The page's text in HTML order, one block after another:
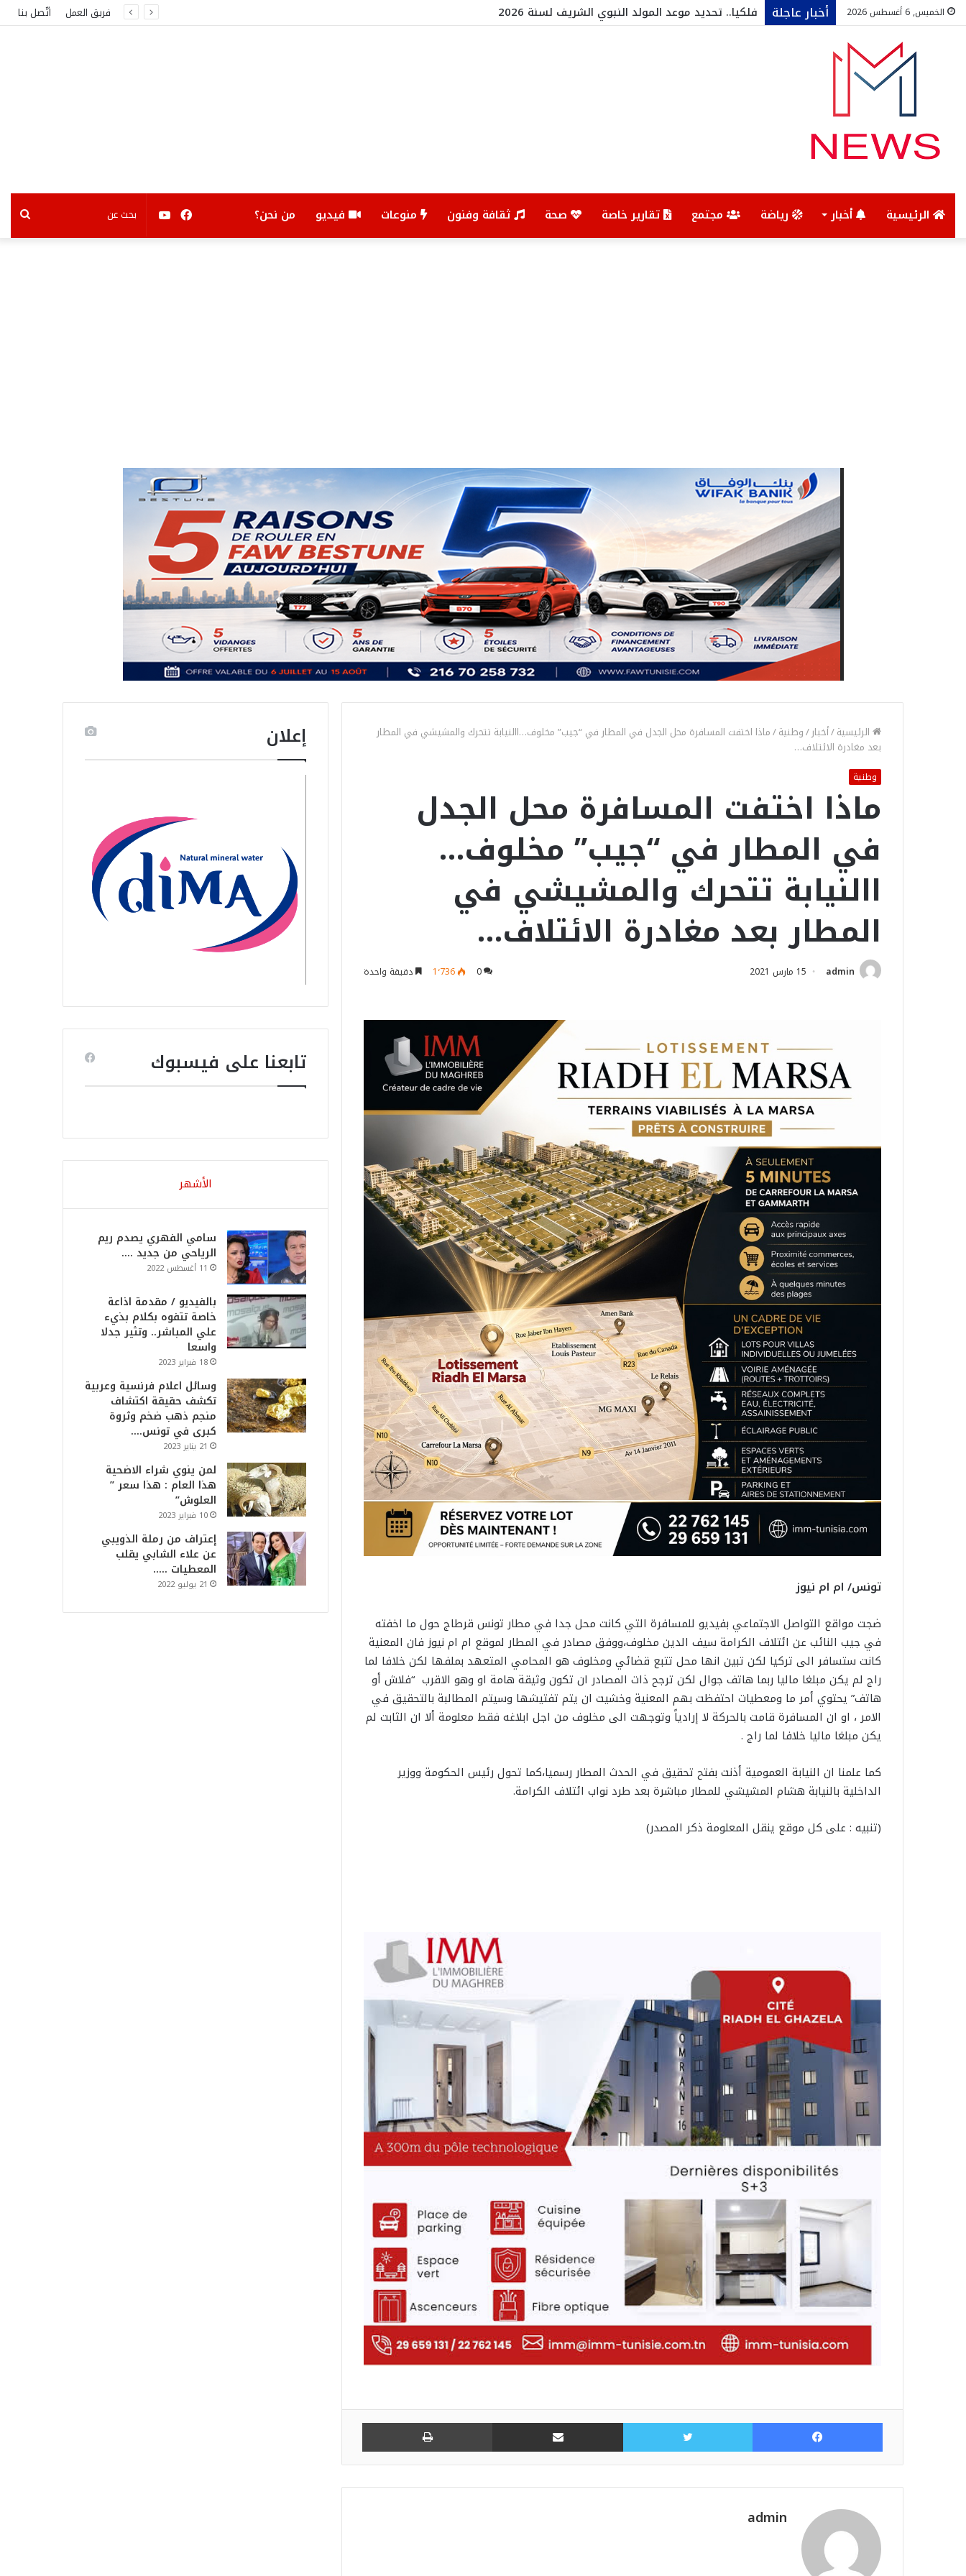
الخميس, 6 أغسطس 2026 أخبار عاجلة فلكيا.. تحديد موعد المولد النبوي الشريف لسنة 2026 فريق العمل اتّصل بنا
الرئيسية أخبار رياضة مجتمع تقارير خاصة صحة ثقافة وفنون منوعات فيديو من نحن؟ بحث يوتيوبفيسبوك
الرئيسية/أخبار/وطنية/ماذا اختفت المسافرة محل الجدل في المطار في “جيب” مخلوف…االنيابة تتحرك والمشيشي في المطار
بعد مغادرة الائتلاف…
وطنية
ماذا اختفت المسافرة محل الجدل
في المطار في “جيب” مخلوف…
االنيابة تتحرك والمشيشي في
المطار بعد مغادرة الائتلاف…
admin 15 مارس 2021 0 1٬736 دقيقة واحدة
تونس/ ام ام نيوز
ضجت مواقع التواصل الاجتماعي بفيديو للمسافرة التي كانت محل جدا في مطار تونس قرطاج حول ما اخفته
في جيب النائب عن ائتلاف الكرامة سيف الدين مخلوف،ووفق مصادر في المطار لموقع ام ام نيوز فان المعنية
كانت ستسافر الى تركيا لكن تبين انها محل تتبع قضائي ومخلوف هو المحامي المتعهد بملفها لكن خلافا لما
راج لم يكن مبلغا ماليا ربما هاتف جوال لكن ترجح ذات المصادر ان تكون وثيقة هامة او وهو الاقرب “فلاش أو
هاتف” يحتوي أمر ما ومعطيات احتفظت بهم المعنية وخشيت ان يتم تفتيشها وسيتم المطالبة بالتحقيق في
الامر ، او ان المسافرة قامت بالحركة لا إرادياً وتوجهت الى مخلوف من اجل ابلاغه فقط معلومة ألا ان الثابت لم
يكن مبلغا ماليا خلافا لما راج .
كما علمنا ان النيابة العمومية أذنت بفتح تحقيق في الحدث المطار رسميا،كما تحول رئيس الحكومة ووزير
الداخلية بالنيابة هشام المشيشي للمطار مباشرة بعد طرد نواب ائتلاف الكرامة.
(تنبيه : على كل موقع ينقل المعلومة ذكر المصدر)
فيسبوك تويتر مشاركة عبر البريد طباعة
admin
إعلان
تابعنا على فيسبوك
الأشهر
سامي الفهري يصدم ريم
الرياحي من جديد ….
11 أغسطس 2022
بالفيديو / مقدمة اذاعة
خاصة تتفوه بكلام بذيء
علي المباشر.. وتثير جدلا
واسعا
18 فبراير 2023
وسائل اعلام فرنسية وعربية
تكشف حقيقة اكتشاف
منجم ذهب ضخم وثروة
كبرى في تونس….
21 يناير 2023
لمن ينوي شراء الاضحية
هذا العام : هذا سعر ”
العلوش”
10 فبراير 2023
إعتراف من رملة الذويبي
عن علاء الشابي يقلب
المعطيات …..
21 يوليو 2022